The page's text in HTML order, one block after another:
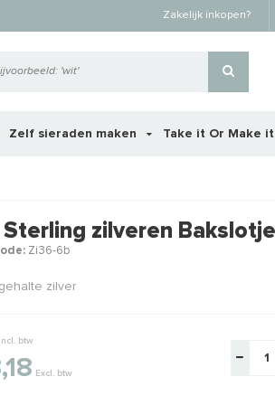
Zakelijk inkopen?
Zelf sieraden maken Take it Or Make it
voor je?
zilveren
Zi36-6b
zilver
Incl. btw
Excl. btw